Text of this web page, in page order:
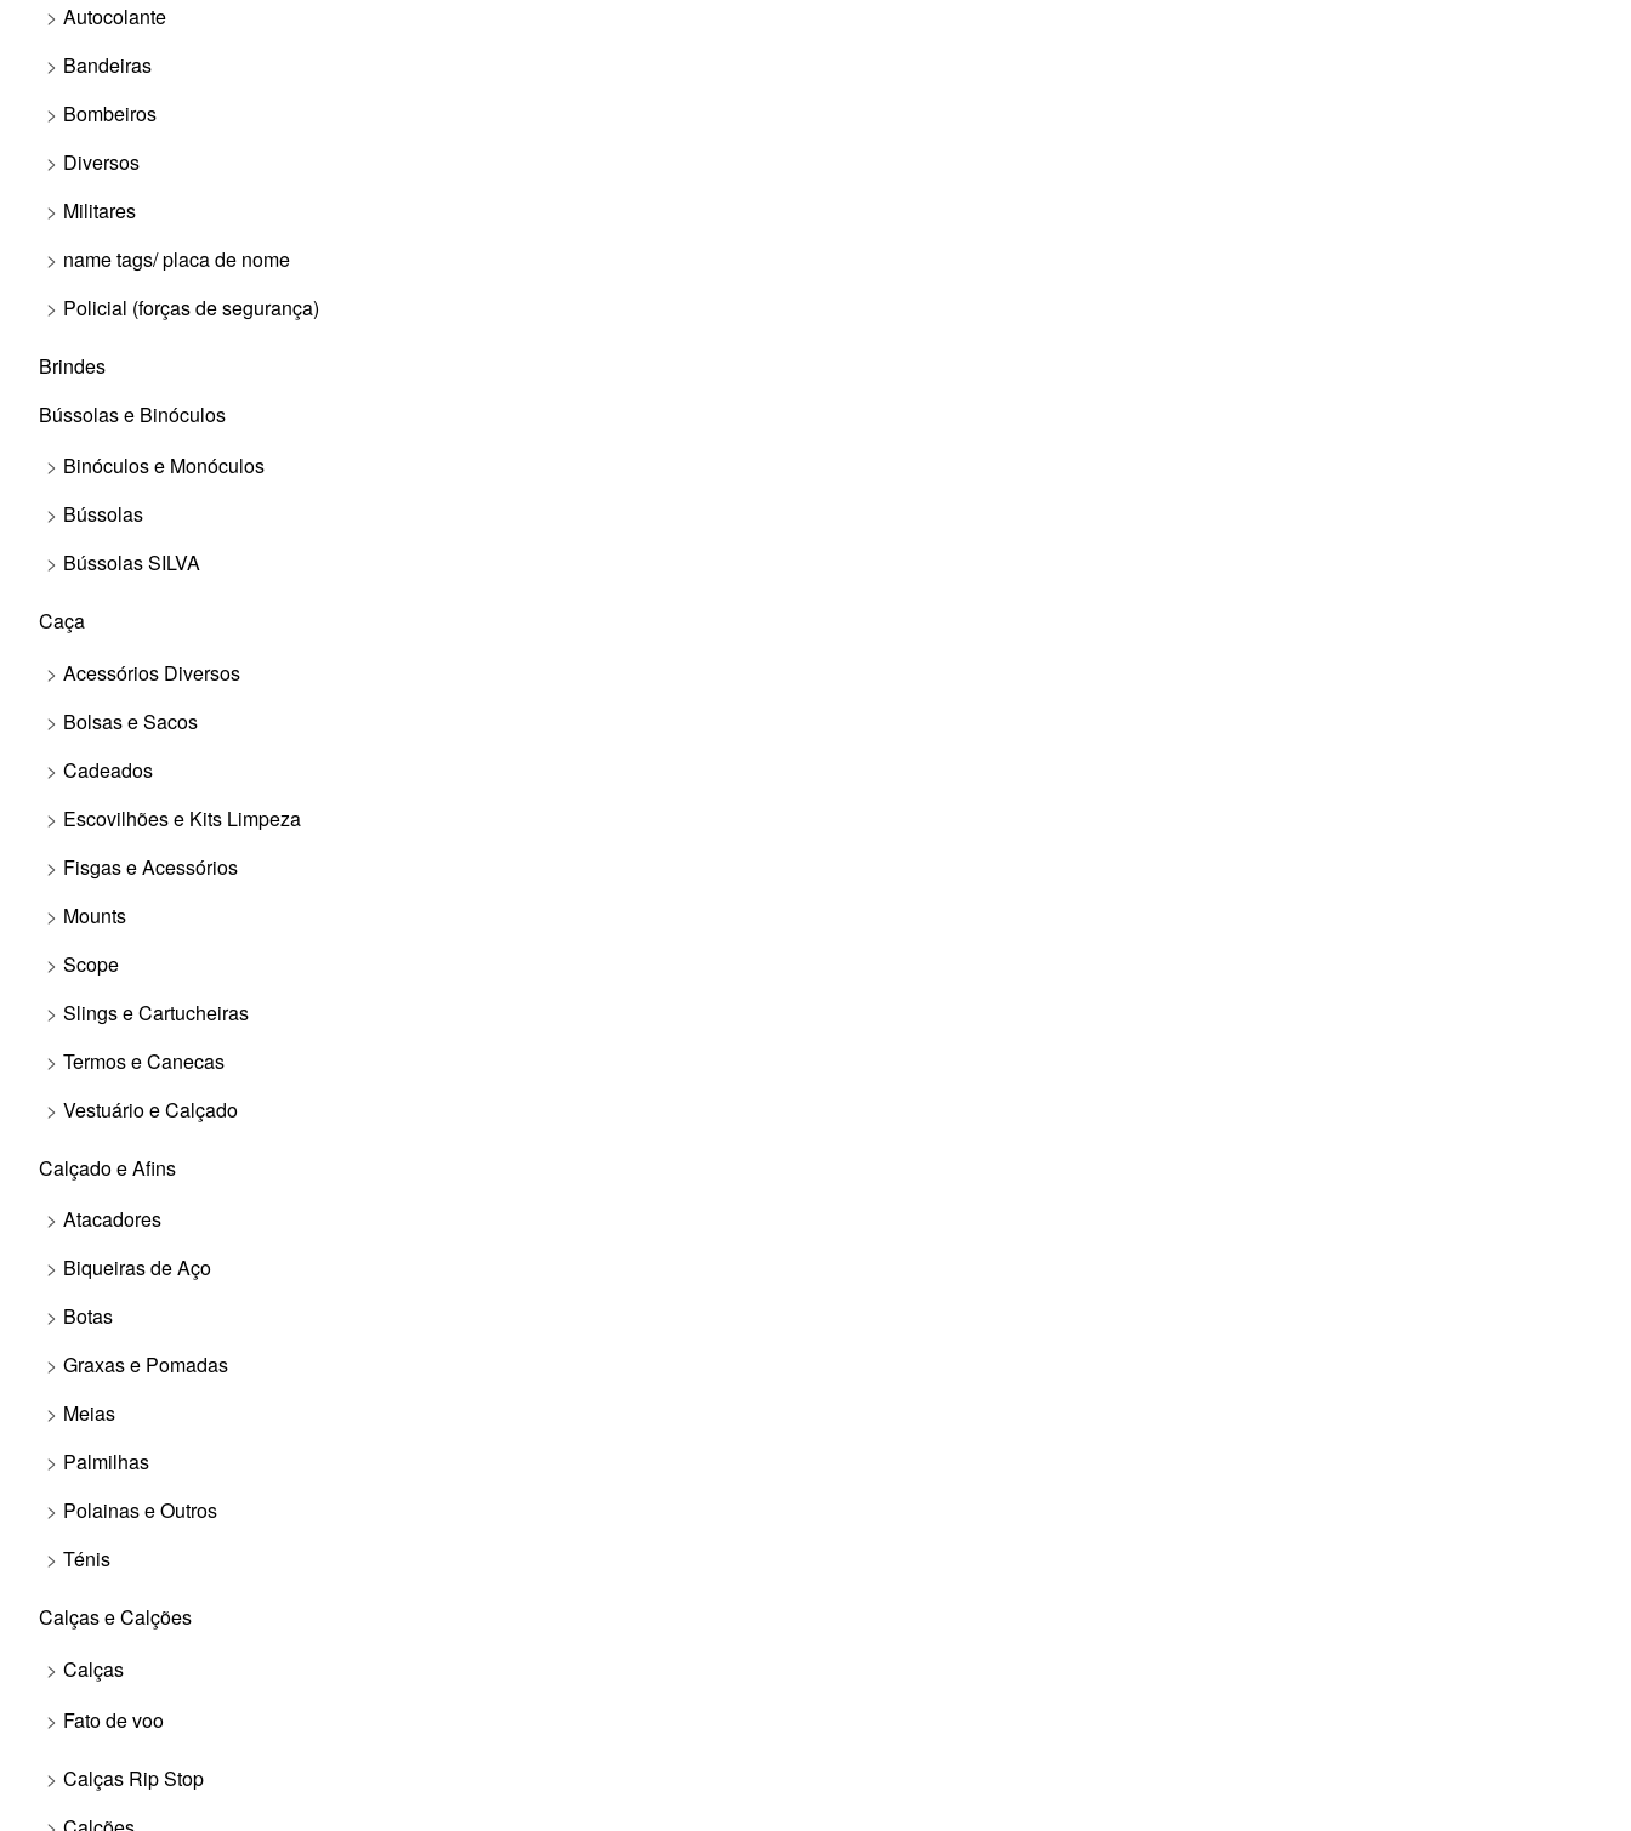
Autocolante
Bandeiras
Bombeiros
Diversos
Militares
name tags/ placa de nome
Policial (forças de segurança)
Brindes
Bússolas e Binóculos
Binóculos e Monóculos
Bússolas
Bússolas SILVA
Caça
Acessórios Diversos
Bolsas e Sacos
Cadeados
Escovilhões e Kits Limpeza
Fisgas e Acessórios
Mounts
Scope
Slings e Cartucheiras
Termos e Canecas
Vestuário e Calçado
Calçado e Afins
Atacadores
Biqueiras de Aço
Botas
Graxas e Pomadas
Meias
Palmilhas
Polainas e Outros
Ténis
Calças e Calções
Calças
Fato de voo
Calças Rip Stop